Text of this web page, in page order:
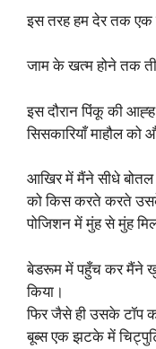
इस तरह हम देर तक एक
जाम के खत्म होने तक
इस दौरान पिंकू की
सिसकारियाँ माहौल को
आखिर में मैंने सीधे
को किस करते करते
पोजिशन में मुंह से मुंह
बेडरूम में पहुँच कर मैंने
किया।
फिर जैसे ही उसके टॉप
बूब्स एक झटके में